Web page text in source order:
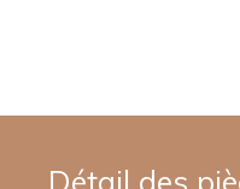
Détail des